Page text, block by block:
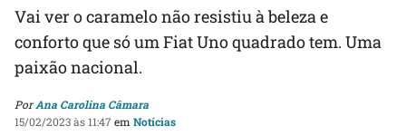
Vai ver o caramelo não resistiu à beleza e
conforto que só um Fiat Uno quadrado tem. Uma
paixão nacional.
PorAna Carolina Câmara
15/02/2023 às 11:47 em Notícias